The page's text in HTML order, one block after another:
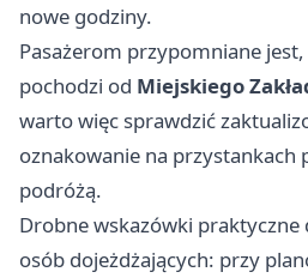
nowe godziny.
Pasażerom przypomniane
pochodzi od Miejskiego
warto więc sprawdzić
oznakowanie na przystankach
podróżą.
Drobne wskazówki praktyczne
osób dojeżdżających: przy